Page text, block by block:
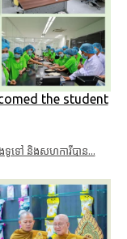
the student
រងទូទៅ និងសហការីបាន...